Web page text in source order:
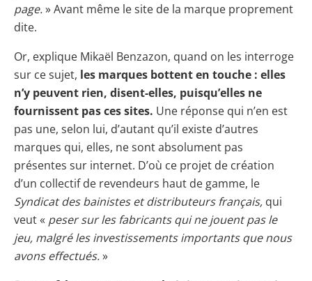
page.» Avant même le site de la marque proprement
dite.
Or, explique Mikaël Benzazon, quand on les interroge
sur ce sujet, les marques bottent en touche : elles
n’y peuvent rien, disent-elles, puisqu’elles ne
fournissent pas ces sites. Une réponse qui n’en est
pas une, selon lui, d’autant qu’il existe d’autres
marques qui, elles, ne sont absolument pas
présentes sur internet. D’où ce projet de création
d’un collectif de revendeurs haut de gamme, le
Syndicat des bainistes et distributeurs français, qui
veut « peser sur les fabricants qui ne jouent pas le
jeu, malgré les investissements importants que nous
avons effectués.»